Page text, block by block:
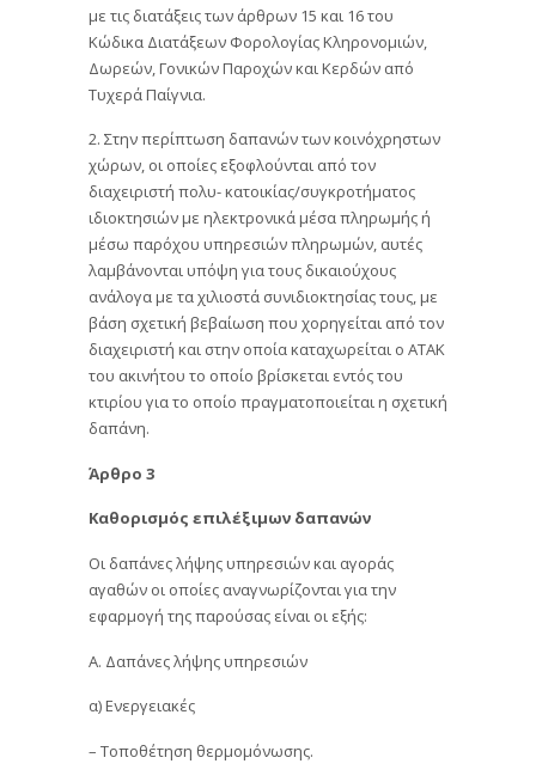
με τις διατάξεις των άρθρων 15 και 16 του
Κώδικα Διατάξεων Φορολογίας Κληρονομιών,
Δωρεών, Γονικών Παροχών και Κερδών από
Τυχερά Παίγνια.
2. Στην περίπτωση δαπανών των κοινόχρηστων
χώρων, οι οποίες εξοφλούνται από τον
διαχειριστή πολυ- κατοικίας/συγκροτήματος
ιδιοκτησιών με ηλεκτρονικά μέσα πληρωμής ή
μέσω παρόχου υπηρεσιών πληρωμών, αυτές
λαμβάνονται υπόψη για τους δικαιούχους
ανάλογα με τα χιλιοστά συνιδιοκτησίας τους, με
βάση σχετική βεβαίωση που χορηγείται από τον
διαχειριστή και στην οποία καταχωρείται ο ΑΤΑΚ
του ακινήτου το οποίο βρίσκεται εντός του
κτιρίου για το οποίο πραγματοποιείται η σχετική
δαπάνη.
Άρθρο 3
Καθορισμός επιλέξιμων δαπανών
Οι δαπάνες λήψης υπηρεσιών και αγοράς
αγαθών οι οποίες αναγνωρίζονται για την
εφαρμογή της παρούσας είναι οι εξής:
Α. Δαπάνες λήψης υπηρεσιών
α) Ενεργειακές
– Τοποθέτηση θερμομόνωσης.